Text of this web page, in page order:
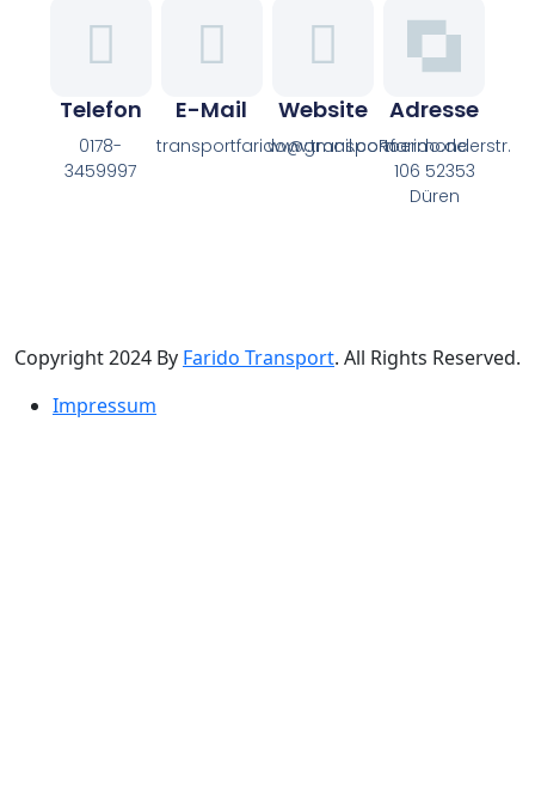
Telefon
0178-
3459997
E-Mail
transportfarido@gmail.com
Website
www.transportfarido.de
Adresse
Roermonderstr.
106 52353
Düren
Copyright 2024 By Farido Transport. All Rights Reserved.
Impressum